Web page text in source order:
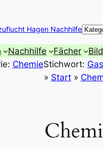
Hagen Nachhilfe
Nachhilfe Fächer
ChemieStichwort:
» Start»